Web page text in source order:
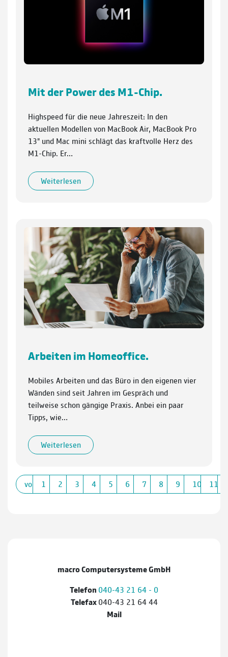
Mit der Power des M1-Chip.
Highspeed für die neue Jahreszeit: In den
aktuellen Modellen von MacBook Air, MacBook Pro
13" und Mac mini schlägt das kraftvolle Herz des
M1-Chip. Er…
Weiterlesen
Arbeiten im Homeoffice.
Mobiles Arbeiten und das Büro in den eigenen vier
Wänden sind seit Jahren im Gespräch und
teilweise schon gängige Praxis. Anbei ein paar
Tipps, wie…
Weiterlesen
vorherige
1 2 3 4 5 6 7 8 9 10 11
macro Computersysteme GmbH
Telefon 040-43 21 64 - 0
Telefax040-43 21 64 44
Mail